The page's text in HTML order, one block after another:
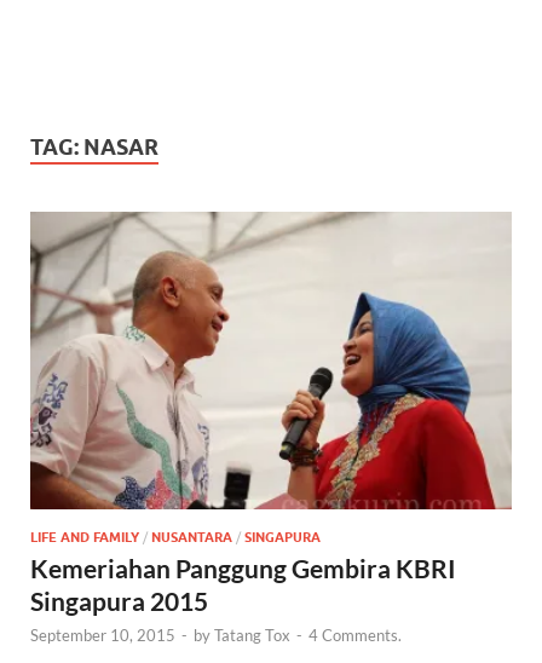
TAG: NASAR
LIFE AND FAMILY / NUSANTARA / SINGAPURA
Kemeriahan Panggung Gembira KBRI
Singapura 2015
September 10, 2015 - byTatang Tox - 4 Comments.